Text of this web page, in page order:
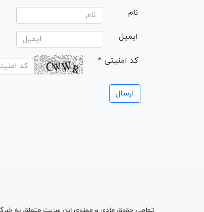
نام
ایمیل
* کد امنیتی